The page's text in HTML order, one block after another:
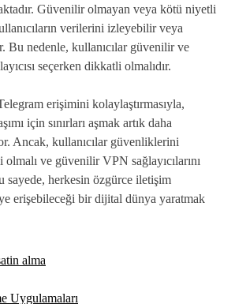
Güvenilir olmayan veya kötü niyetli
verilerini izleyebilir veya
Bu nedenle, kullanıcılar güvenilir ve
seçerken dikkatli olmalıdır.
erişimini kolaylaştırmasıyla,
için sınırları aşmak artık daha
Ancak, kullanıcılar güvenliklerini
ve güvenilir VPN sağlayıcılarını
sayede, herkesin özgürce iletişim
erişebileceği bir dijital dünya yaratmak
alma
Uygulamaları